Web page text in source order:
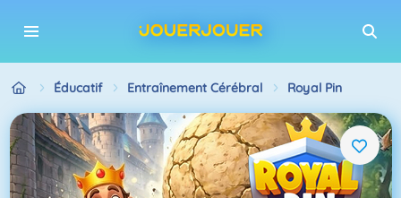
Éducatif Entraînement Cérébral Royal Pin